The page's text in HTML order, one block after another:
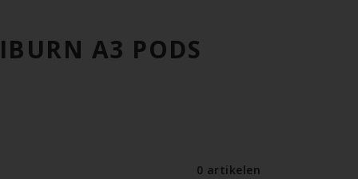
A3 PODS
0 artikelen